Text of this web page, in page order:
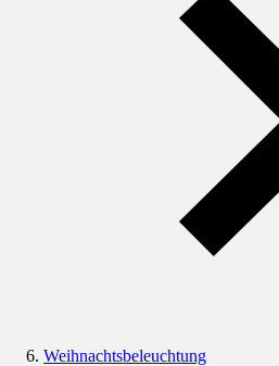
Weihnachtsbeleuchtung